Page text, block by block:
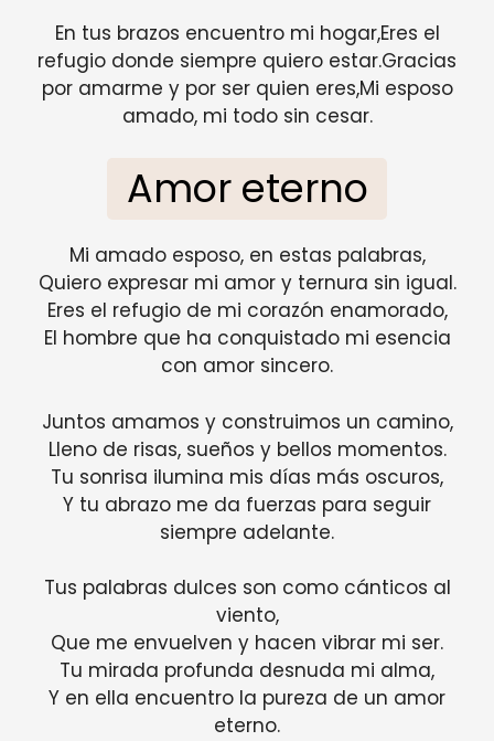
En tus brazos encuentro mi hogar,Eres el
refugio donde siempre quiero estar.Gracias
por amarme y por ser quien eres,Mi esposo
amado, mi todo sin cesar.
Amor eterno
Mi amado esposo, en estas palabras,
Quiero expresar mi amor y ternura sin igual.
Eres el refugio de mi corazón enamorado,
El hombre que ha conquistado mi esencia
con amor sincero.
Juntos amamos y construimos un camino,
Lleno de risas, sueños y bellos momentos.
Tu sonrisa ilumina mis días más oscuros,
Y tu abrazo me da fuerzas para seguir
siempre adelante.
Tus palabras dulces son como cánticos al
viento,
Que me envuelven y hacen vibrar mi ser.
Tu mirada profunda desnuda mi alma,
Y en ella encuentro la pureza de un amor
eterno.